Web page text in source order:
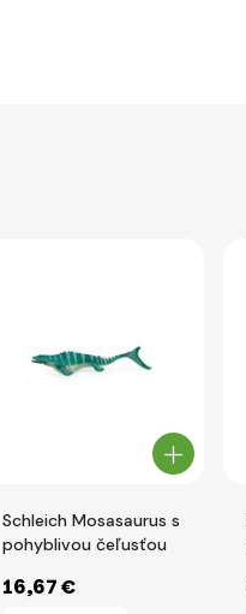
Schleich Mosasaurus s
pohyblivou čeľusťou
16,67 €